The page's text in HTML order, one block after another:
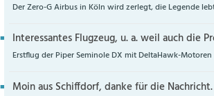
Der Zero-G Airbus in Köln wird zerlegt, die Legende
Interessantes Flugzeug, u. a. weil auch die
Erstflug der Piper Seminole DX mit DeltaHawk-Motoren
Moin aus Schiffdorf, danke für die